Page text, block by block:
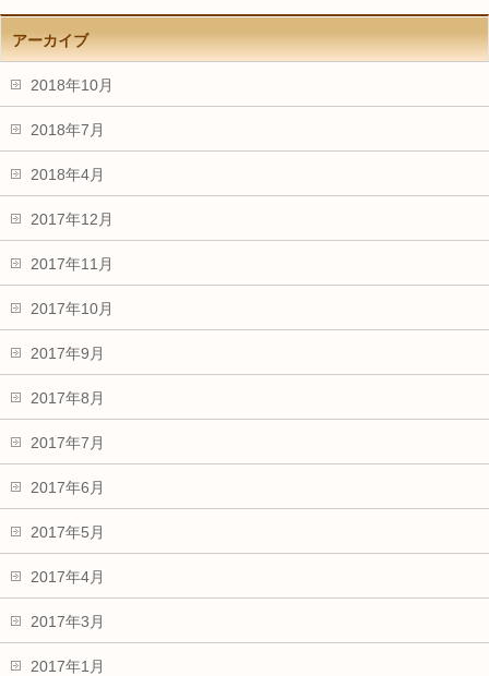
アーカイブ
2018年10月
2018年7月
2018年4月
2017年12月
2017年11月
2017年10月
2017年9月
2017年8月
2017年7月
2017年6月
2017年5月
2017年4月
2017年3月
2017年1月